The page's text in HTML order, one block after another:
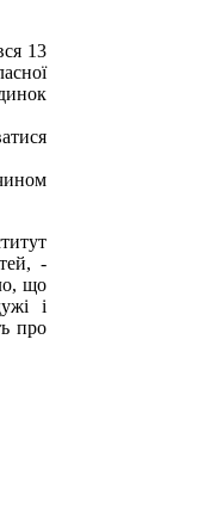
13
-
що
і
про